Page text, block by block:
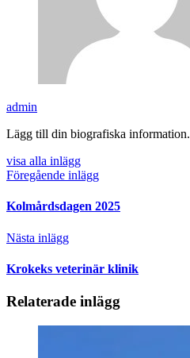
admin
Lägg till din biografiska information.
visa alla inlägg
Föregående inlägg
Kolmårdsdagen 2025
Nästa inlägg
Krokeks veterinär klinik
Relaterade inlägg